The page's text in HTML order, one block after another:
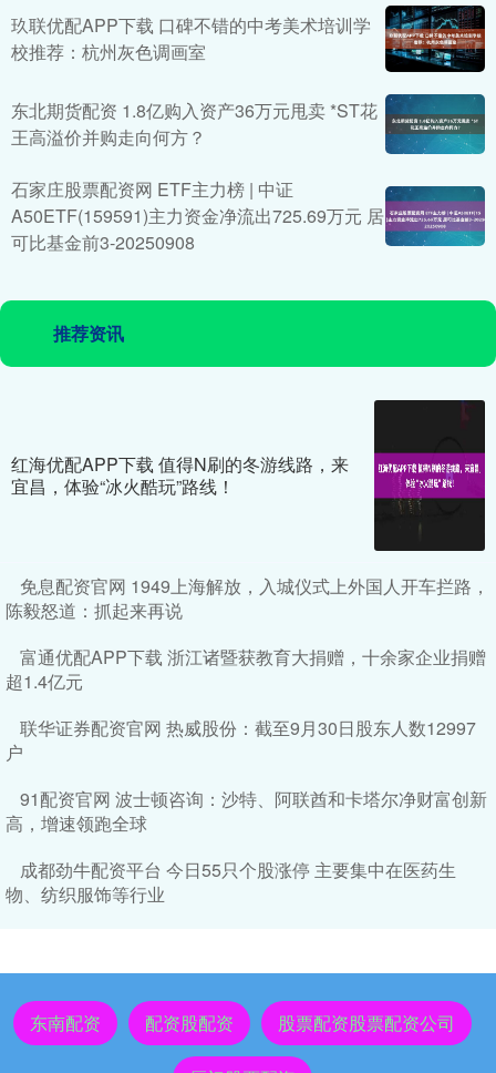
玖联优配APP下载 口碑不错的中考美术培训学
校推荐：杭州灰色调画室
东北期货配资 1.8亿购入资产36万元甩卖 *ST花
王高溢价并购走向何方？
石家庄股票配资网 ETF主力榜 | 中证
A50ETF(159591)主力资金净流出725.69万元 居
可比基金前3-20250908
推荐资讯
红海优配APP下载 值得N刷的冬游线路，来
宜昌，体验“冰火酷玩”路线！
免息配资官网 1949上海解放，入城仪式上外国人开车拦路，
陈毅怒道：抓起来再说
富通优配APP下载 浙江诸暨获教育大捐赠，十余家企业捐赠
超1.4亿元
联华证券配资官网 热威股份：截至9月30日股东人数12997
户
91配资官网 波士顿咨询：沙特、阿联酋和卡塔尔净财富创新
高，增速领跑全球
成都劲牛配资平台 今日55只个股涨停 主要集中在医药生
物、纺织服饰等行业
东南配资 配资股配资 股票配资股票配资公司